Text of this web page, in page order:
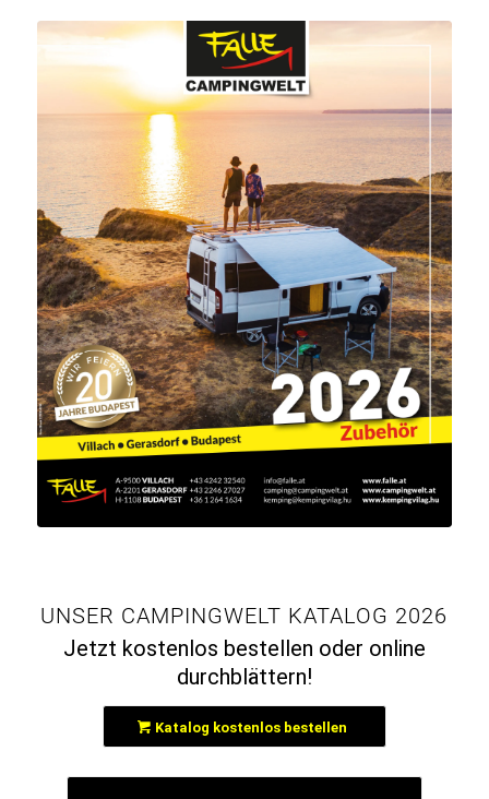
UNSER CAMPINGWELT KATALOG 2026
Jetzt kostenlos bestellen oder online
durchblättern!
Katalog kostenlos bestellen